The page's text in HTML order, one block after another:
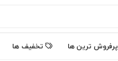
پرفروش ترین ها
تخفیف ها